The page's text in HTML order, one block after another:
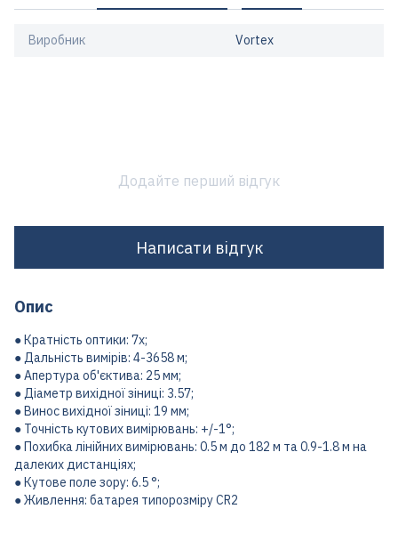
Виробник Vortex
Додайте перший відгук
Написати відгук
Опис
● Кратність оптики: 7x;
● Дальність вимірів: 4-3658 м;
● Апертура об'єктива: 25 мм;
● Діаметр вихідної зіниці: 3.57;
● Винос вихідної зіниці: 19 мм;
● Точність кутових вимірювань: +/-1°;
● Похибка лінійних вимірювань: 0.5 м до 182 м та 0.9-1.8 м на
далеких дистанціях;
● Кутове поле зору: 6.5 °;
● Живлення: батарея типорозміру CR2